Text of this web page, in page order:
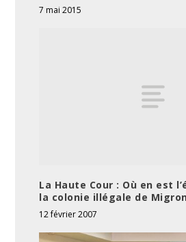
7 mai 2015
La Haute Cour : Où en est
la colonie illégale de
12 février 2007